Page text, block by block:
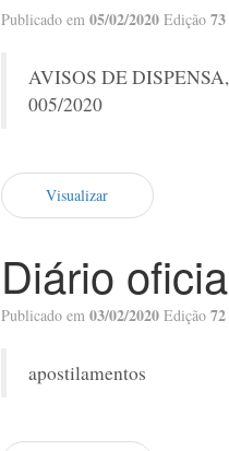
Publicado em 05/02/2020 Edição 73
AVISOS DE
005/2020
Visualizar
Diário
Publicado em 03/02/2020 Edição 72
apostilamentos